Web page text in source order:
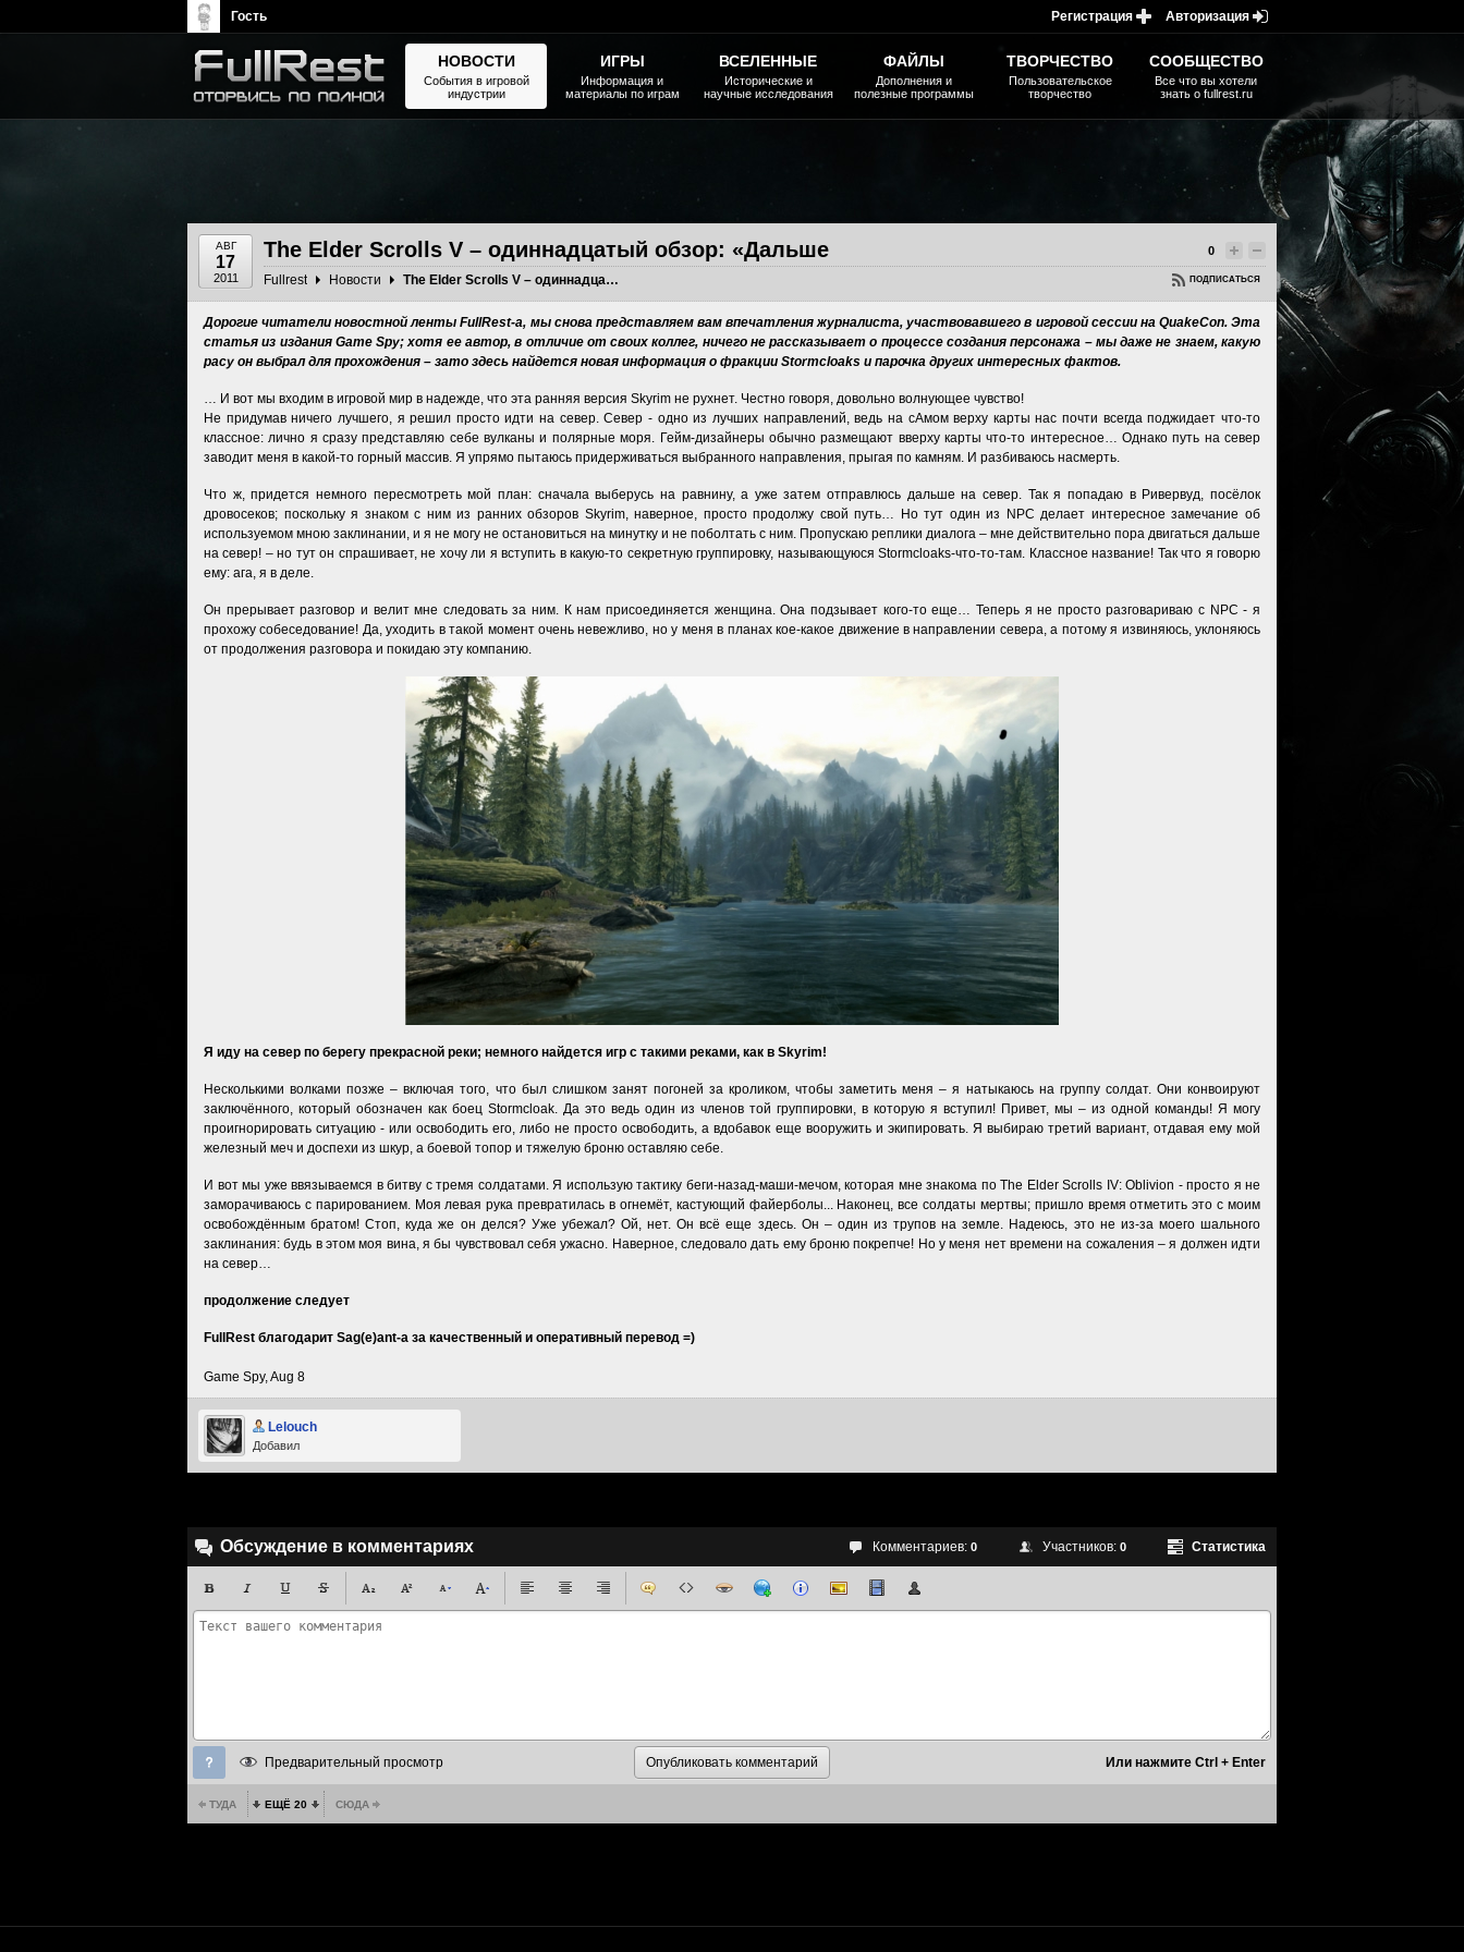
0
ПОДПИСАТЬСЯ
АВГ
17
2011
The Elder Scrolls V – одиннадцатый обзор: «Дальше
Fullrest Новости The Elder Scrolls V – одиннадцатый обзор: «Дальше
Дорогие читатели новостной ленты FullRest-a, мы снова представляем вам впечатления журналиста, участвовавшего в игровой сессии на QuakeCon. Эта
статья из издания Game Spy; хотя ее автор, в отличие от своих коллег, ничего не рассказывает о процессе создания персонажа – мы даже не знаем, какую
расу он выбрал для прохождения – зато здесь найдется новая информация о фракции Stormcloaks и парочка других интересных фактов.
… И вот мы входим в игровой мир в надежде, что эта ранняя версия Skyrim не рухнет. Честно говоря, довольно волнующее чувство!
Не придумав ничего лучшего, я решил просто идти на север. Север - одно из лучших направлений, ведь на сАмом верху карты нас почти всегда поджидает что-то
классное: лично я сразу представляю себе вулканы и полярные моря. Гейм-дизайнеры обычно размещают вверху карты что-то интересное… Однако путь на север
заводит меня в какой-то горный массив. Я упрямо пытаюсь придерживаться выбранного направления, прыгая по камням. И разбиваюсь насмерть.
Что ж, придется немного пересмотреть мой план: сначала выберусь на равнину, а уже затем отправлюсь дальше на север. Так я попадаю в Ривервуд, посёлок
дровосеков; поскольку я знаком с ним из ранних обзоров Skyrim, наверное, просто продолжу свой путь… Но тут один из NPC делает интересное замечание об
используемом мною заклинании, и я не могу не остановиться на минутку и не поболтать с ним. Пропускаю реплики диалога – мне действительно пора двигаться дальше
на север! – но тут он спрашивает, не хочу ли я вступить в какую-то секретную группировку, называющуюся Stormcloaks-что-то-там. Классное название! Так что я говорю
ему: ага, я в деле.
Он прерывает разговор и велит мне следовать за ним. К нам присоединяется женщина. Она подзывает кого-то еще… Теперь я не просто разговариваю с NPC - я
прохожу собеседование! Да, уходить в такой момент очень невежливо, но у меня в планах кое-какое движение в направлении севера, а потому я извиняюсь, уклоняюсь
от продолжения разговора и покидаю эту компанию.
Я иду на север по берегу прекрасной реки; немного найдется игр с такими реками, как в Skyrim!
Несколькими волками позже – включая того, что был слишком занят погоней за кроликом, чтобы заметить меня – я натыкаюсь на группу солдат. Они конвоируют
заключённого, который обозначен как боец Stormcloak. Да это ведь один из членов той группировки, в которую я вступил! Привет, мы – из одной команды! Я могу
проигнорировать ситуацию - или освободить его, либо не просто освободить, а вдобавок еще вооружить и экипировать. Я выбираю третий вариант, отдавая ему мой
железный меч и доспехи из шкур, а боевой топор и тяжелую броню оставляю себе.
И вот мы уже ввязываемся в битву с тремя солдатами. Я использую тактику беги-назад-маши-мечом, которая мне знакома по The Elder Scrolls IV: Oblivion - просто я не
заморачиваюсь с парированием. Моя левая рука превратилась в огнемёт, кастующий файерболы... Наконец, все солдаты мертвы; пришло время отметить это с моим
освобождённым братом! Стоп, куда же он делся? Уже убежал? Ой, нет. Он всё еще здесь. Он – один из трупов на земле. Надеюсь, это не из-за моего шального
заклинания: будь в этом моя вина, я бы чувствовал себя ужасно. Наверное, следовало дать ему броню покрепче! Но у меня нет времени на сожаления – я должен идти
на север…
продолжение следует
FullRest благодарит Sag(e)ant-a за качественный и оперативный перевод =)
Game Spy, Aug 8
Lelouch
Добавил
Комментариев: 0 Участников: 0 Статистика
Обсуждение в комментариях
Предварительный просмотр
ТУДА ЕЩЁ 20 СЮДА
НОВОСТИ
События в игровой
индустрии
ИГРЫ
Информация и
материалы по играм
ВСЕЛЕННЫЕ
Исторические и
научные исследования
ФАЙЛЫ
Дополнения и
полезные программы
ТВОРЧЕСТВО
Пользовательское
творчество
СООБЩЕСТВО
Все что вы хотели
знать о fullrest.ru
Авторизация
Регистрация
Гость